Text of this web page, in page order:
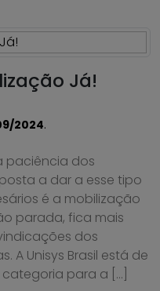
Já!
2024.
paciência dos
a dar a esse tipo
é a mobilização
parada, fica mais
dos
A Unisys Brasil está de
para a […]